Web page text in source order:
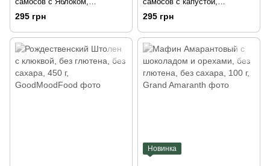
веганские, с глютеном, с
сахаром (Внимание! Доставку
по Украине не переносят), 500
г, Укроп
295 грн
веганские, с глютеном, с
сахаром (Внимание! Доставку
по Украине не переносят), 500
г, Укроп
295 грн
Новинка